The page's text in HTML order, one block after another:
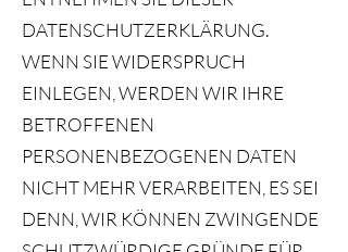
DATENSCHUTZERKLÄRUNG.
WENN SIE WIDERSPRUCH
EINLEGEN, WERDEN WIR IHRE
BETROFFENEN
PERSONENBEZOGENEN DATEN
NICHT MEHR VERARBEITEN, ES SEI
DENN, WIR KÖNNEN ZWINGENDE